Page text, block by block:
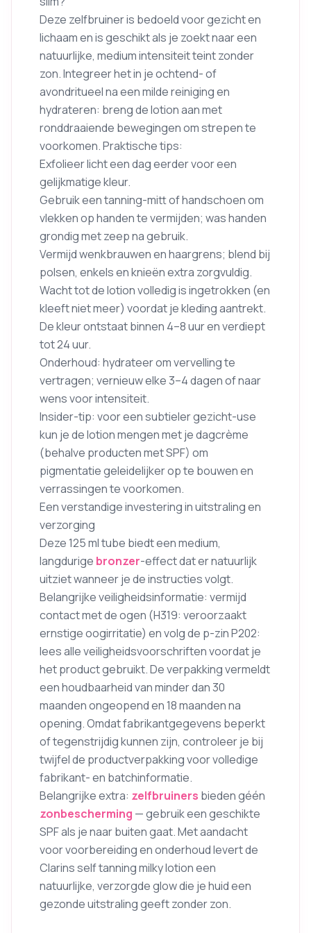
Deze zelfbruiner is bedoeld voor gezicht en
lichaam en is geschikt als je zoekt naar een
natuurlijke, medium intensiteit teint zonder
zon. Integreer het in je ochtend- of
avondritueel na een milde reiniging en
hydrateren: breng de lotion aan met
ronddraaiende bewegingen om strepen te
voorkomen. Praktische tips:
Exfolieer licht een dag eerder voor een
gelijkmatige kleur.
Gebruik een tanning-mitt of handschoen om
vlekken op handen te vermijden; was handen
grondig met zeep na gebruik.
Vermijd wenkbrauwen en haargrens; blend bij
polsen, enkels en knieën extra zorgvuldig.
Wacht tot de lotion volledig is ingetrokken (en
kleeft niet meer) voordat je kleding aantrekt.
De kleur ontstaat binnen 4–8 uur en verdiept
tot 24 uur.
Onderhoud: hydrateer om vervelling te
vertragen; vernieuw elke 3–4 dagen of naar
wens voor intensiteit.
Insider-tip: voor een subtieler gezicht-use
kun je de lotion mengen met je dagcrème
(behalve producten met SPF) om
pigmentatie geleidelijker op te bouwen en
verrassingen te voorkomen.
Een verstandige investering in uitstraling en
verzorging
Deze 125 ml tube biedt een medium,
langdurige bronzer-effect dat er natuurlijk
uitziet wanneer je de instructies volgt.
Belangrijke veiligheidsinformatie: vermijd
contact met de ogen (H319: veroorzaakt
ernstige oogirritatie) en volg de p-zin P202:
lees alle veiligheidsvoorschriften voordat je
het product gebruikt. De verpakking vermeldt
een houdbaarheid van minder dan 30
maanden ongeopend en 18 maanden na
opening. Omdat fabrikantgegevens beperkt
of tegenstrijdig kunnen zijn, controleer je bij
twijfel de productverpakking voor volledige
fabrikant- en batchinformatie.
Belangrijke extra: zelfbruiners bieden géén
zonbescherming — gebruik een geschikte
SPF als je naar buiten gaat. Met aandacht
voor voorbereiding en onderhoud levert de
Clarins self tanning milky lotion een
natuurlijke, verzorgde glow die je huid een
gezonde uitstraling geeft zonder zon.